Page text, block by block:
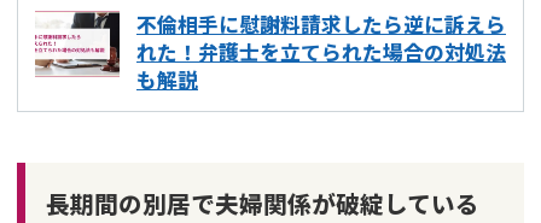
不倫相手に慰謝料請求したら逆に訴えら
れた！弁護士を立てられた場合の対処法
も解説
長期間の別居で夫婦関係が破綻している